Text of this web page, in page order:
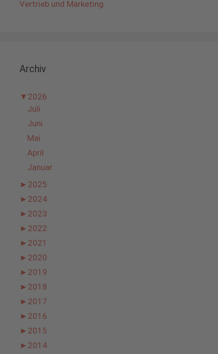
Vertrieb und Marketing
Archiv
▼ 2026
Juli
Juni
Mai
April
Januar
► 2025
► 2024
► 2023
► 2022
► 2021
► 2020
► 2019
► 2018
► 2017
► 2016
► 2015
► 2014